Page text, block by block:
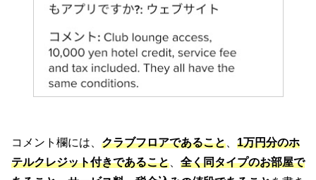
コメント欄には、 クラブフロアであること
1万円分のホ
テルクレジット付きであること
全く同タイプのお部屋で